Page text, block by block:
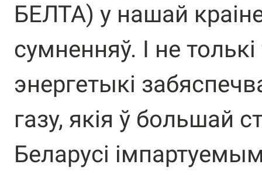
БЕЛТА) у нашай
сумненняў. І не
энергетыкі
газу, якія ў большай
Беларусі